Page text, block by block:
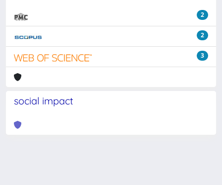
2
2
3
social impact